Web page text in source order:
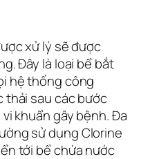
xử lý sẽ được
Đây là loại bể bắt
hệ thống công
thải sau các bước
khuẩn gây bệnh. Đa
sử dụng Clorine
tới bể chứa nước